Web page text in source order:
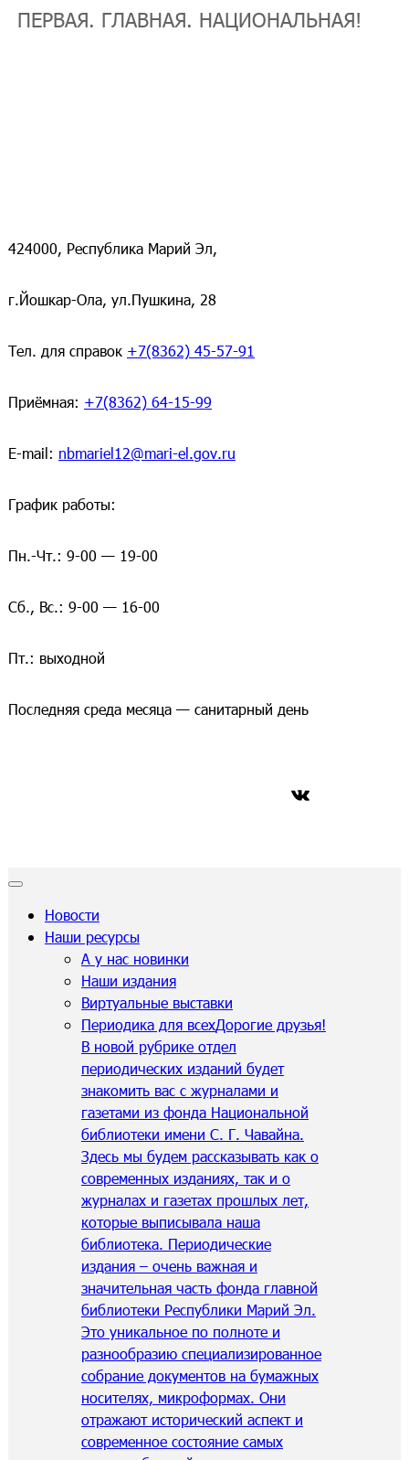
ПЕРВАЯ. ГЛАВНАЯ. НАЦИОНАЛЬНАЯ!
424000, Республика Марий Эл,
г.Йошкар-Ола, ул.Пушкина, 28
Тел. для справок +7(8362) 45-57-91
Приёмная: +7(8362) 64-15-99
E-mail: nbmariel12@mari-el.gov.ru
График работы:
Пн.-Чт.: 9-00 — 19-00
Сб., Вс.: 9-00 — 16-00
Пт.: выходной
Последняя среда месяца — санитарный день
ВКонтакте
Новости
Наши ресурсы
А у нас новинки
Наши издания
Виртуальные выставки
Периодика для всехДорогие друзья!
В новой рубрике отдел
периодических изданий будет
знакомить вас с журналами и
газетами из фонда Национальной
библиотеки имени С. Г. Чавайна.
Здесь мы будем рассказывать как о
современных изданиях, так и о
журналах и газетах прошлых лет,
которые выписывала наша
библиотека. Периодические
издания – очень важная и
значительная часть фонда главной
библиотеки Республики Марий Эл.
Это уникальное по полноте и
разнообразию специализированное
собрание документов на бумажных
носителях, микроформах. Они
отражают исторический аспект и
современное состояние самых